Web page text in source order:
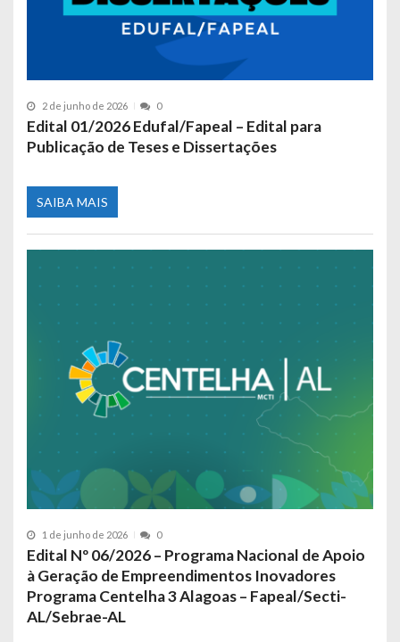
2 de junho de 2026 0
Edital 01/2026 Edufal/Fapeal – Edital para
Publicação de Teses e Dissertações
SAIBA MAIS
1 de junho de 2026 0
Edital Nº 06/2026 – Programa Nacional de Apoio
à Geração de Empreendimentos Inovadores
Programa Centelha 3 Alagoas – Fapeal/Secti-
AL/Sebrae-AL